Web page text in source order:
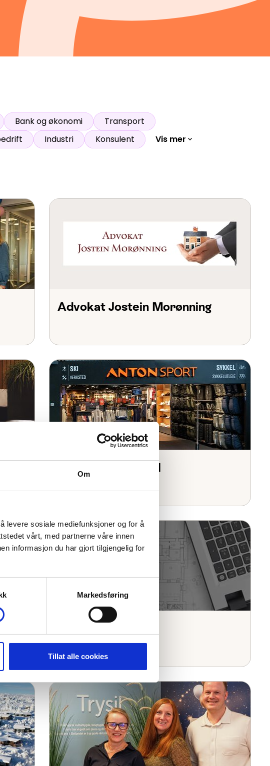
Om
levere sosiale mediefunksjoner og for å
vårt, med partnerne våre innen
informasjon du har gjort tilgjengelig for
Markedsføring
Tillat alle cookies
og NRK
Bank og økonomi
Transport
Industri Konsulent Vis mer expand_more
Advokat Jostein Morønning
Anton Sport Trysil